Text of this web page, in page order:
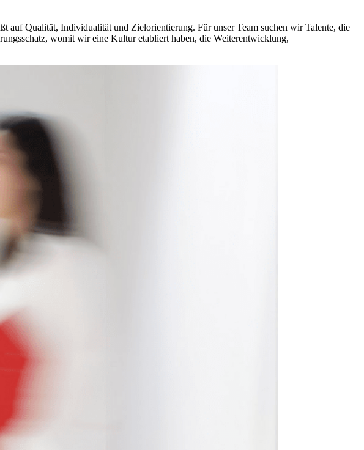
Qualität, Individualität und Zielorientierung. Für unser Team suchen wir Talente, die
womit wir eine Kultur etabliert haben, die Weiterentwicklung,